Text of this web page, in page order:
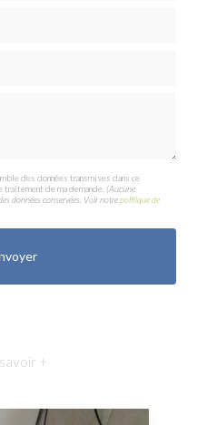
des données transmises dans ce
de ma demande.(Aucune
données conservées. Voir notrepolitique de
+